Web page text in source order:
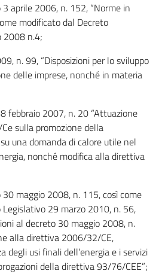
aprile 2006, n. 152, “Norme in
modificato dal Decreto
2008 n.4;
n. 99, “Disposizioni per lo sviluppo
delle imprese, nonché in materia
febbraio 2007, n. 20 “Attuazione
sulla promozione della
una domanda di calore utile nel
nonché modifica alla direttiva
maggio 2008, n. 115, così come
29 marzo 2010, n. 56,
al decreto 30 maggio 2008, n.
alla direttiva 2006/32/CE,
degli usi finali dell’energia e i servizi
della direttiva 93/76/CEE”;